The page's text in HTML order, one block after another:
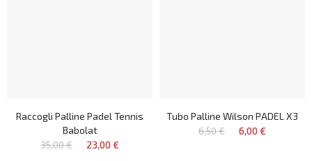
Raccogli Palline Padel Tennis
Babolat
35,00 €
23,00 €
Tubo Palline Wilson PADEL X3
6,50 €
6,00 €